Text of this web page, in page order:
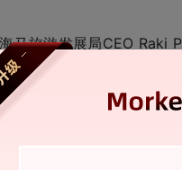
马旅游发展局CEO Raki
客市场的新渠道，全方
持续深化合作。
为1+8+N全场景硬件和
据洞察和场景化营销方